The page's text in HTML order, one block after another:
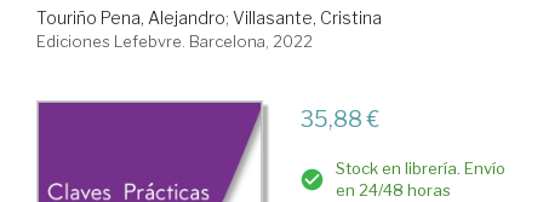
Touriño Pena, Alejandro; Villasante, Cristina
Ediciones Lefebvre. Barcelona, 2022
35,88 €
Stock en librería. Envío
en 24/48 horas